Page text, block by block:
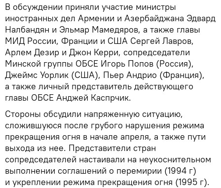
В обсуждении приняли участие министры
иностранных дел Армении и Азербайджана Эдвард
Налбандян и Эльмар Мамедяров, а также главы
МИД России, Франции и США Сергей Лавров,
Арлем Дезир и Джон Керри, сопредседатели
Минской группы ОБСЕ Игорь Попов (Россия),
Джеймс Уорлик (США), Пьер Андрио (Франция),
а также личный представитель действующего
главы ОБСЕ Анджей Каспрчик.
Стороны обсудили напряженную ситуацию,
сложившуюся после грубого нарушения режима
прекращения огня в начале апреля, а также пути
выхода из нее. Представители стран
сопредседателей настаивали на неукоснительном
выполнении соглашений о перемирии (1994 г)
и укреплении режима прекращения огня (1995 г).